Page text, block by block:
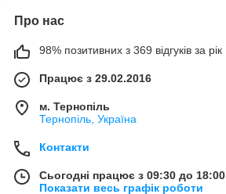
Про нас
98% позитивних з 369 відгуків за рік
Працює з 29.02.2016
м. Тернопіль
Тернопіль, Україна
Контакти
Сьогодні працює з 09:30 до 18:00
Показати весь графік роботи